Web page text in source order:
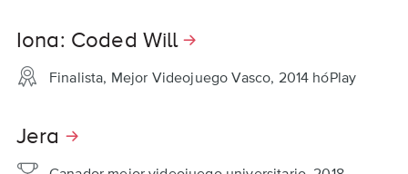
Iona: Coded Will
Finalista, Mejor Videojuego Vasco, 2014 hóPlay
Jera